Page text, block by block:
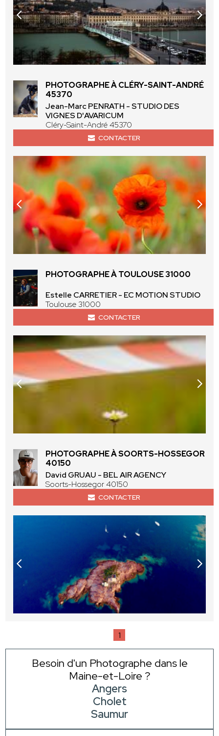
PHOTOGRAPHE À CLÉRY-SAINT-ANDRÉ
45370
Jean-Marc PENRATH - STUDIO DES
VIGNES D'AVARICUM
Cléry-Saint-André 45370
CONTACTER
PHOTOGRAPHE À TOULOUSE 31000
Estelle CARRETIER - EC MOTION STUDIO
Toulouse 31000
CONTACTER
PHOTOGRAPHE À SOORTS-HOSSEGOR
40150
David GRUAU - BEL AIR AGENCY
Soorts-Hossegor 40150
CONTACTER
1
Besoin d'un Photographe dans le
Maine-et-Loire ?
Angers
Cholet
Saumur